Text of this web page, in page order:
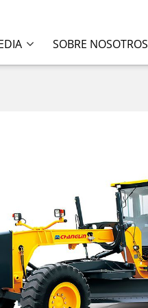
SOBRE NOSOTROS